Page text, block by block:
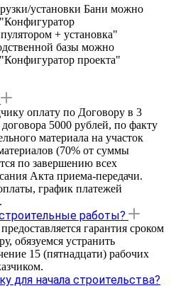
установки Бани можно
+ установка"
базы можно
проекта"
оплату по Договору в 3
5000 рублей, по факту
материала на участок
(70% от суммы
по завершению всех
Акта приема-передачи.
график платежей
работы?
гарантия cроком
обязуемся устранить
15 (пятнадцати) рабочих
для начала строительства?